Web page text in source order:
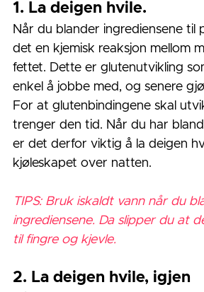
1. La deigen hvile.
Når du blander ingrediensene til
det en kjemisk reaksjon mellom
fettet. Dette er glutenutvikling
enkel å jobbe med, og senere
For at glutenbindingene skal
trenger den tid. Når du har
er det derfor viktig å la deigen
kjøleskapet over natten.
TIPS: Bruk iskaldt vann når du
ingrediensene. Da slipper du at
til fingre og kjevle.
2. La deigen hvile, igjen